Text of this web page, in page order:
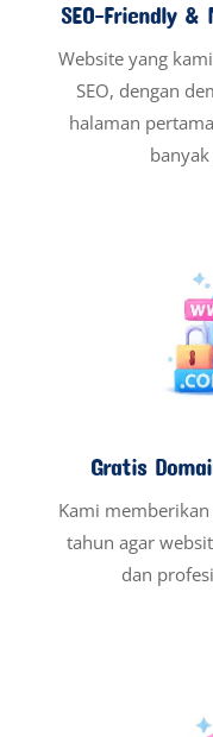
SEO-Friendly &
Website yang
SEO, dengan
halaman
Gratis
Kami memberikan
tahun agar
dan